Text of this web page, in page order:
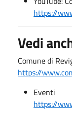
https://
Vedi
Comune di
https://
Eventi
https://